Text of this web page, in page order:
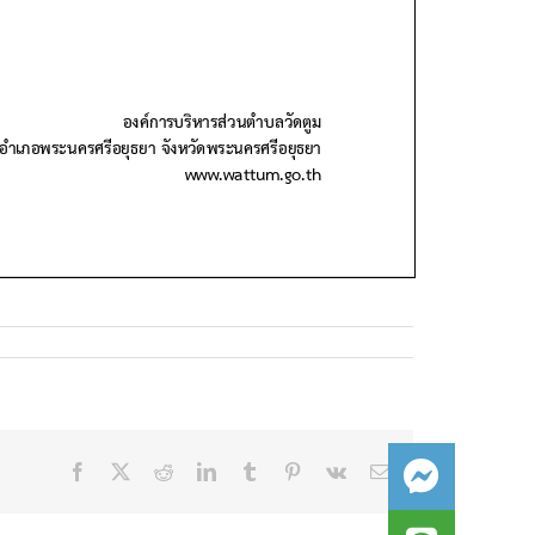
Facebook RedditLinkedInTumblr Pinterest
Vk Email